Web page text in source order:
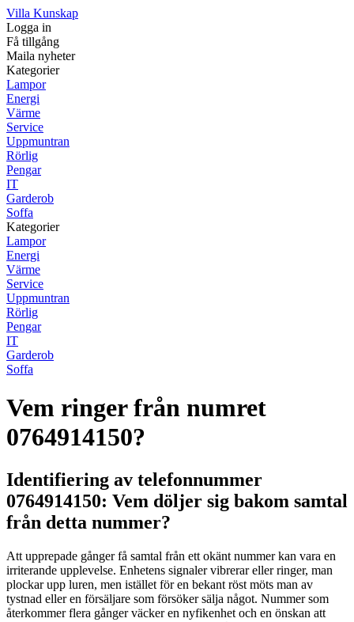
Villa Kunskap
Logga in
Få tillgång
Maila nyheter
Kategorier
Lampor
Energi
Värme
Service
Uppmuntran
Rörlig
Pengar
IT
Garderob
Soffa
Kategorier
Lampor
Energi
Värme
Service
Uppmuntran
Rörlig
Pengar
IT
Garderob
Soffa
Vem ringer från numret
0764914150?
Identifiering av telefonnummer
0764914150: Vem döljer sig bakom samtal
från detta nummer?
Att upprepade gånger få samtal från ett okänt nummer kan vara en
irriterande upplevelse. Enhetens signaler vibrerar eller ringer, man
plockar upp luren, men istället för en bekant röst möts man av
tystnad eller en försäljare som försöker sälja något. Nummer som
återkommer flera gånger väcker en nyfikenhet och en önskan att